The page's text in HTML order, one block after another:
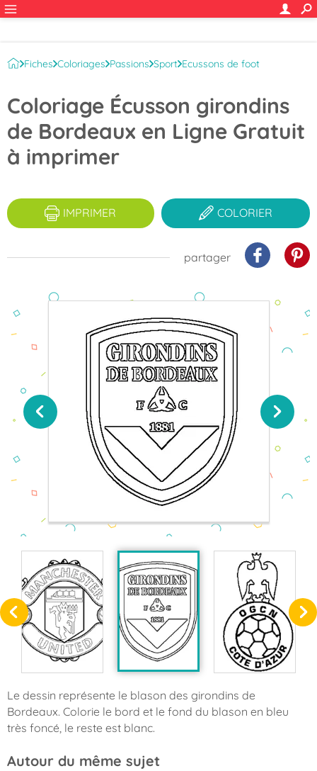
Fiches Coloriages Passions Sport Ecussons de foot
Coloriage Écusson girondins
de Bordeaux en Ligne Gratuit
à imprimer
IMPRIMER COLORIER
partager
Le dessin représente le blason des girondins de
Bordeaux. Colorie le bord et le fond du blason en bleu
très foncé, le reste est blanc.
Autour du même sujet